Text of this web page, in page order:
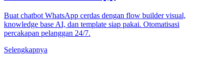
Buat chatbot WhatsApp cerdas dengan flow builder visual,
knowledge base AI, dan template siap pakai. Otomatisasi
percakapan pelanggan 24/7.
Selengkapnya